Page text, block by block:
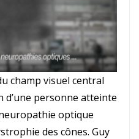
champ visuel central
d’une personne atteinte
neuropathie optique
des cônes. Guy